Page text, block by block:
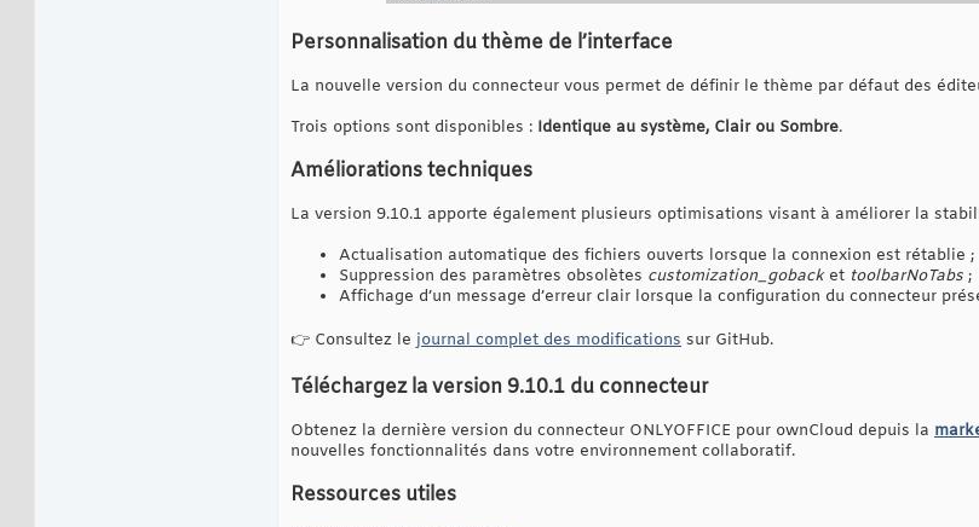
Personnalisation du thème de l’interface
La nouvelle version du connecteur vous permet de définir le thème par défaut des
Trois options sont disponibles : Identique au système, Clair ou Sombre.
Améliorations techniques
La version 9.10.1 apporte également plusieurs optimisations visant à améliorer la
Actualisation automatique des fichiers ouverts lorsque la connexion est rétablie ;
Suppression des paramètres obsolètes customization_gobacket toolbarNoTabs ;
Affichage d’un message d’erreur clair lorsque la configuration du connecteur
👉 Consultez le journal complet des modifications sur GitHub.
Téléchargez la version 9.10.1 du connecteur
Obtenez la dernière version du connecteur ONLYOFFICE pour ownCloud depuis la
nouvelles fonctionnalités dans votre environnement collaboratif.
Ressources utiles